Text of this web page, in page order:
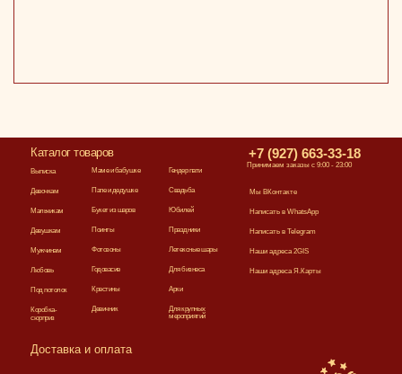
+7 (927) 663-33-18
Принимаем заказы с 9:00 - 23:00
Мы ВКонтакте
Написать в WhatsApp
Написать в Telegram
Наши адреса 2GIS
Наши адреса Я.Карты
Выписка
Арки
Гендер пати
Свадьба
Юбилей
Праздники
Летексные шары
Для бизнеса
Для крупных
мероприятий
Маме и бабушке
Букет из шаров
Поинты
Фотозоны
Годовасие
Крестины
Девичник
Папе и дедушке
Мальчикам
Девушкам
Мужчинам
Любовь
Под потолок
Коробка-
сюрприз
Девочкам
Каталог товаров
Доставка и оплата